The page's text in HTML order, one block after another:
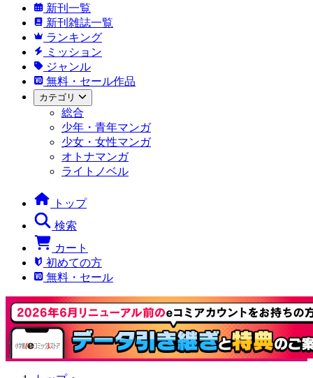
新刊一覧
新刊雑誌一覧
ランキング
ミッション
ジャンル
無料・セール作品
カテゴリ
総合
少年・青年マンガ
少女・女性マンガ
オトナマンガ
ライトノベル
トップ
検索
カート
初めての方
無料・セール